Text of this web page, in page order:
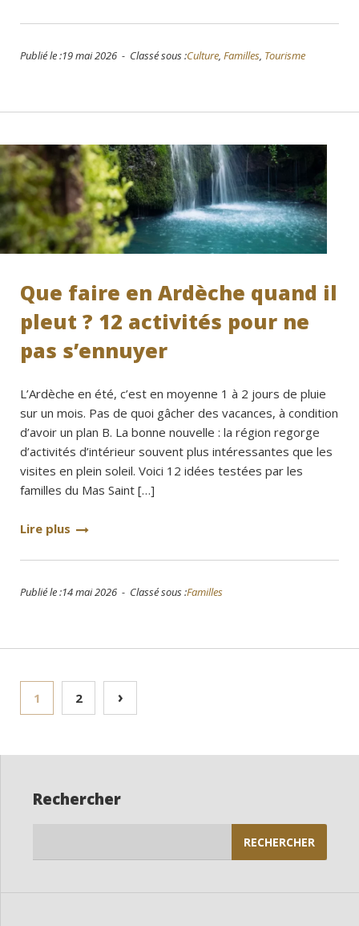
Publié le :19 mai 2026 - Classé sous :Culture, Familles, Tourisme
Que faire en Ardèche quand il
pleut ? 12 activités pour ne
pas s’ennuyer
L’Ardèche en été, c’est en moyenne 1 à 2 jours de pluie
sur un mois. Pas de quoi gâcher des vacances, à condition
d’avoir un plan B. La bonne nouvelle : la région regorge
d’activités d’intérieur souvent plus intéressantes que les
visites en plein soleil. Voici 12 idées testées par les
familles du Mas Saint […]
Lire plus
Publié le :14 mai 2026 - Classé sous :Familles
Pagination
des
publications
1 2 ›
Rechercher